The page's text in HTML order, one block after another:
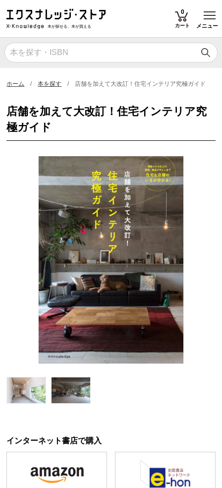
本が探せる、本が買える
0
カート メニュー
ホーム 本を探す 店舗を加えて大改訂！住宅インテリア究極ガイド
店舗を加えて大改訂！住宅インテリア究
極ガイド
インターネット書店で購入